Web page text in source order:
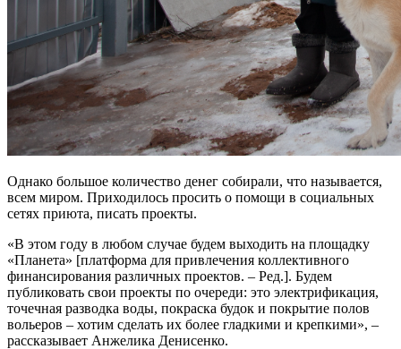
Однако большое количество денег собирали, что называется,
всем миром. Приходилось просить о помощи в социальных
сетях приюта, писать проекты.
«В этом году в любом случае будем выходить на площадку
«Планета» [платформа для привлечения коллективного
финансирования различных проектов. – Ред.]. Будем
публиковать свои проекты по очереди: это электрификация,
точечная разводка воды, покраска будок и покрытие полов
вольеров – хотим сделать их более гладкими и крепкими», –
рассказывает Анжелика Денисенко.